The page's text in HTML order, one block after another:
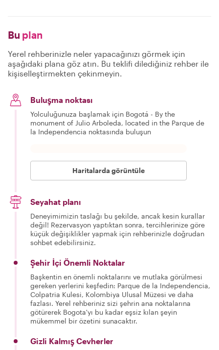
Bu plan
Yerel rehberinizle neler yapacağınızı görmek için
aşağıdaki plana göz atın. Bu teklifi dilediğiniz rehber ile
kişiselleştirmekten çekinmeyin.
Buluşma noktası
Yolculuğunuza başlamak için Bogotá - By the
monument of Julio Arboleda, located in the Parque de
la Independencia noktasında buluşun
Haritalarda görüntüle
Seyahat planı
Deneyimimizin taslağı bu şekilde, ancak kesin kurallar
değil! Rezervasyon yaptıktan sonra, tercihlerinize göre
küçük değişiklikler yapmak için rehberinizle doğrudan
sohbet edebilirsiniz.
Şehir İçi Önemli Noktalar
Başkentin en önemli noktalarını ve mutlaka görülmesi
gereken yerlerini keşfedin: Parque de la Independencia,
Colpatria Kulesi, Kolombiya Ulusal Müzesi ve daha
fazlası. Yerel rehberiniz sizi şehrin ana noktalarına
götürerek Bogota'yı bu kadar eşsiz kılan şeyin
mükemmel bir özetini sunacaktır.
Gizli Kalmış Cevherler